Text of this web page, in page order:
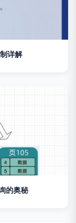
详解
的奥秘